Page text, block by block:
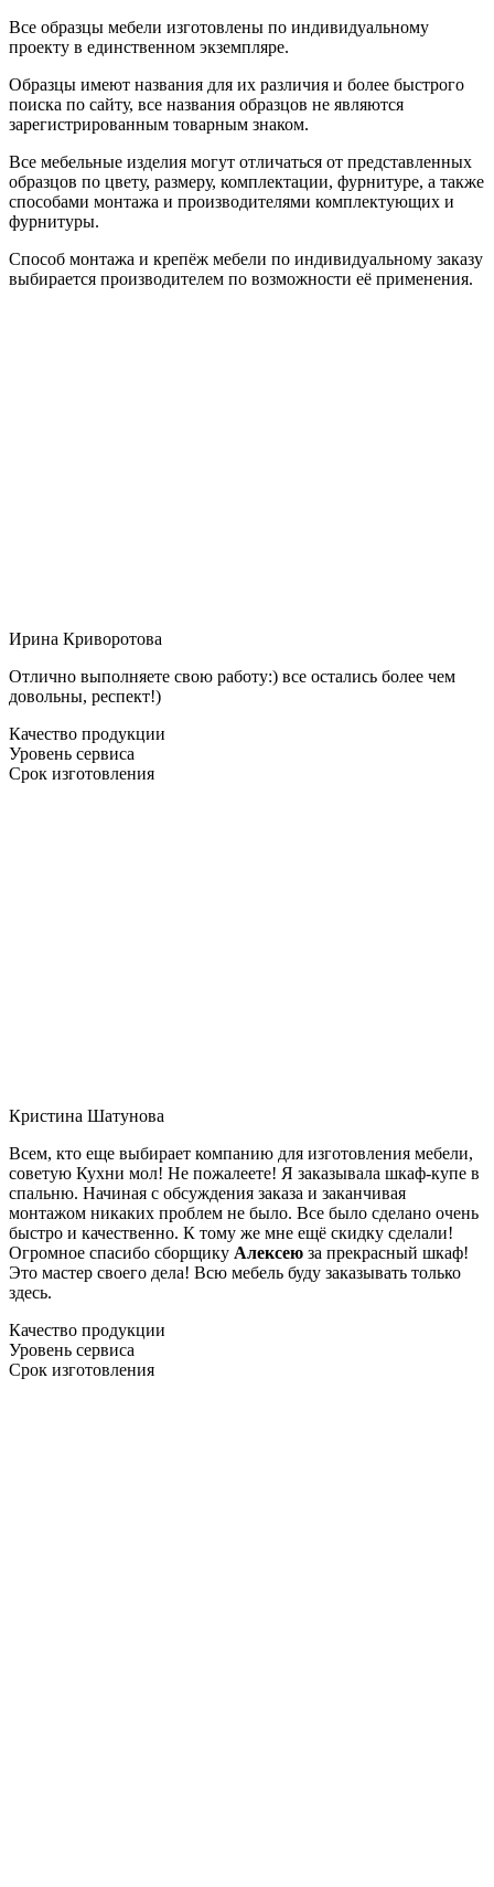
Все образцы мебели изготовлены по индивидуальному
проекту в единственном экземпляре.
Образцы имеют названия для их различия и более быстрого
поиска по сайту, все названия образцов не являются
зарегистрированным товарным знаком.
Все мебельные изделия могут отличаться от представленных
образцов по цвету, размеру, комплектации, фурнитуре, а также
способами монтажа и производителями комплектующих и
фурнитуры.
Способ монтажа и крепёж мебели по индивидуальному заказу
выбирается производителем по возможности её применения.
Ирина Криворотова
Отлично выполняете свою работу:) все остались более чем
довольны, респект!)
Качество продукции
Уровень сервиса
Срок изготовления
Кристина Шатунова
Всем, кто еще выбирает компанию для изготовления мебели,
советую Кухни мол! Не пожалеете! Я заказывала шкаф-купе в
спальню. Начиная с обсуждения заказа и заканчивая
монтажом никаких проблем не было. Все было сделано очень
быстро и качественно. К тому же мне ещё скидку сделали!
Огромное спасибо сборщику Алексею за прекрасный шкаф!
Это мастер своего дела! Всю мебель буду заказывать только
здесь.
Качество продукции
Уровень сервиса
Срок изготовления